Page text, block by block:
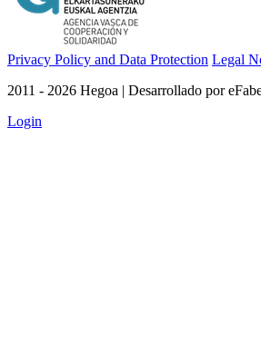
Privacy Policy and Data Protection Legal
2011 - 2026 Hegoa | Desarrollado por
Login